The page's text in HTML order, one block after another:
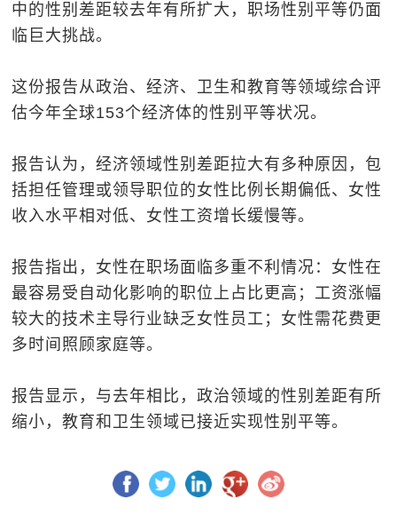
中的性别差距较去年有所扩大，职场性别平等仍面
临巨大挑战。
这份报告从政治、经济、卫生和教育等领域综合评
估今年全球153个经济体的性别平等状况。
报告认为，经济领域性别差距拉大有多种原因，包
括担任管理或领导职位的女性比例长期偏低、女性
收入水平相对低、女性工资增长缓慢等。
报告指出，女性在职场面临多重不利情况：女性在
最容易受自动化影响的职位上占比更高；工资涨幅
较大的技术主导行业缺乏女性员工；女性需花费更
多时间照顾家庭等。
报告显示，与去年相比，政治领域的性别差距有所
缩小，教育和卫生领域已接近实现性别平等。